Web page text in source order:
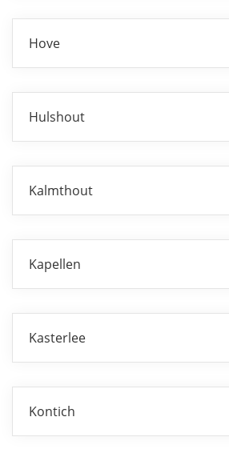
Hove
Hulshout
Kalmthout
Kapellen
Kasterlee
Kontich